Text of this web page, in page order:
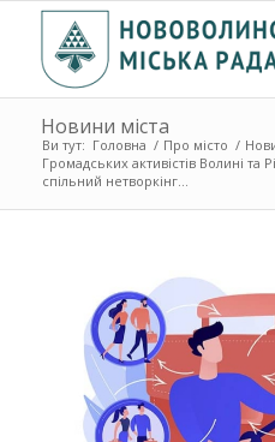
Новини міста
Ви тут: Головна / Про місто /
Громадських активістів Волині
спільний нетворкінг...